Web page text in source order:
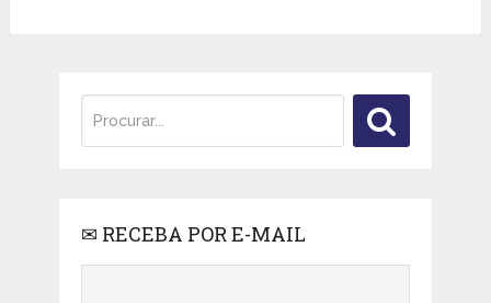
✉ RECEBA POR E-MAIL